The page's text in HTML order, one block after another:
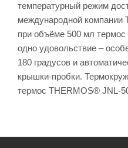
температурный режим
международной компании
при объёме 500 мл термос
одно удовольствие –
180 градусов и
крышки-пробки.
термос THERMOS® JNL-